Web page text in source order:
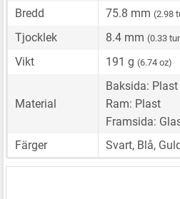
Bredd 75.8 mm (2.98
Tjocklek 8.4 mm (0.33
Vikt 191 g (6.74 oz)
Material
Baksida: Plast
Ram: Plast
Framsida:
Färger
Svart, Blå,